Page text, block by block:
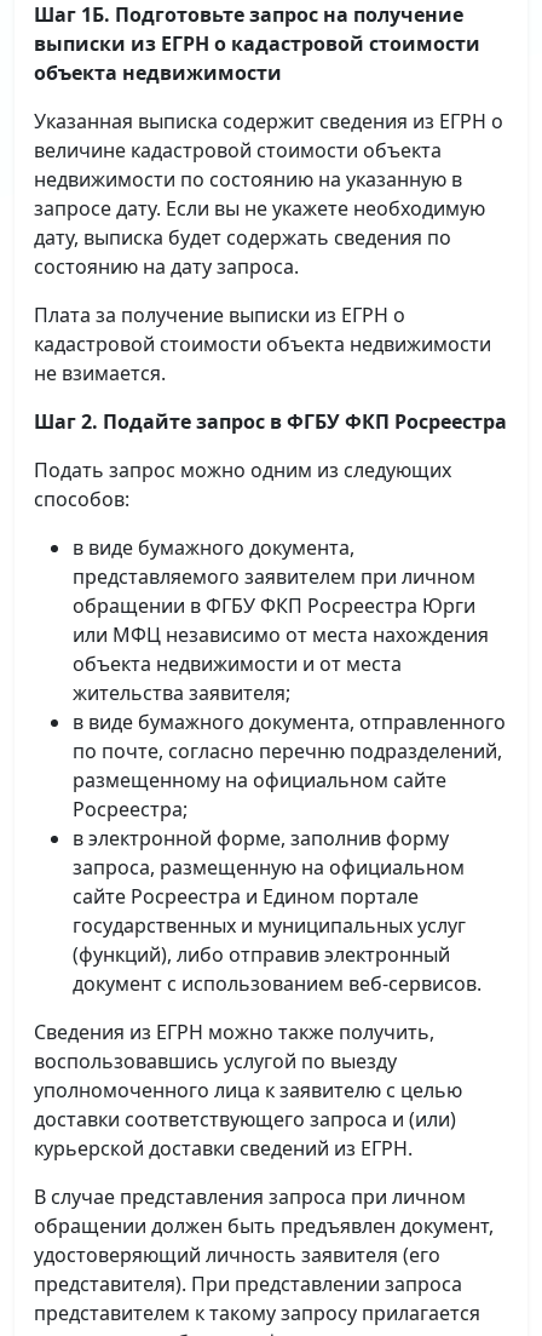
Шаг 1Б. Подготовьте запрос на получение
выписки из ЕГРН о кадастровой стоимости
объекта недвижимости
Указанная выписка содержит сведения из ЕГРН о
величине кадастровой стоимости объекта
недвижимости по состоянию на указанную в
запросе дату. Если вы не укажете необходимую
дату, выписка будет содержать сведения по
состоянию на дату запроса.
Плата за получение выписки из ЕГРН о
кадастровой стоимости объекта недвижимости
не взимается.
Шаг 2. Подайте запрос в ФГБУ ФКП Росреестра
Подать запрос можно одним из следующих
способов:
в виде бумажного документа,
представляемого заявителем при личном
обращении в ФГБУ ФКП Росреестра Юрги
или МФЦ независимо от места нахождения
объекта недвижимости и от места
жительства заявителя;
в виде бумажного документа, отправленного
по почте, согласно перечню подразделений,
размещенному на официальном сайте
Росреестра;
в электронной форме, заполнив форму
запроса, размещенную на официальном
сайте Росреестра и Едином портале
государственных и муниципальных услуг
(функций), либо отправив электронный
документ с использованием веб-сервисов.
Сведения из ЕГРН можно также получить,
воспользовавшись услугой по выезду
уполномоченного лица к заявителю с целью
доставки соответствующего запроса и (или)
курьерской доставки сведений из ЕГРН.
В случае представления запроса при личном
обращении должен быть предъявлен документ,
удостоверяющий личность заявителя (его
представителя). При представлении запроса
представителем к такому запросу прилагается